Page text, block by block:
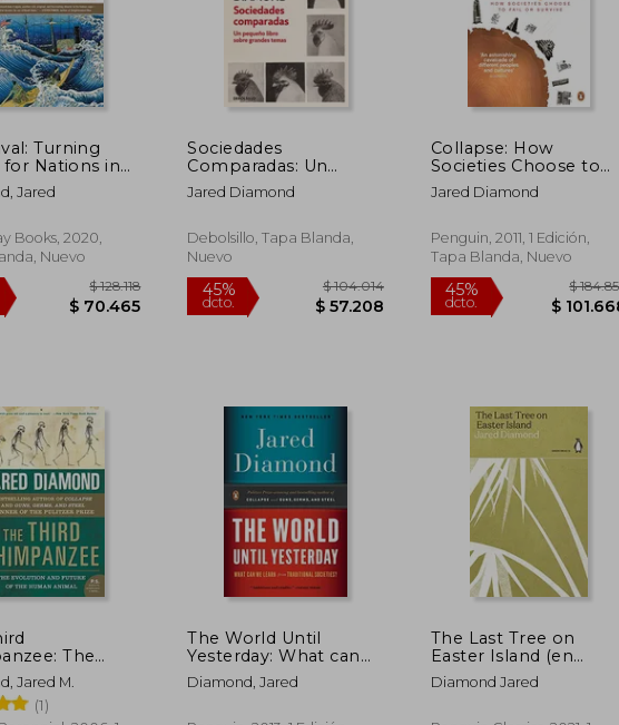
Turning
for Nations in
Inglés)
Jared
Books, 2020,
Nuevo
$ 70.465
Sociedades
Comparadas: Un
Pequeño Libro Sobre
Grandes Temas
Jared Diamond
Debolsillo, Tapa Blanda,
Nuevo
dcto. $ 57.208
Collapse: How
Societies Choose to
Fail or Survive (en
Inglés)
Jared Diamond
Penguin, 2011, 1 Edición,
Tapa Blanda, Nuevo
The
and Future
Animal
Inglés)
Jared M.
(1)
The World Until
Yesterday: What can
we Learn From
Traditional Societies?
Diamond, Jared
The Last Tree on
Easter Island (en
Inglés)
Diamond Jared